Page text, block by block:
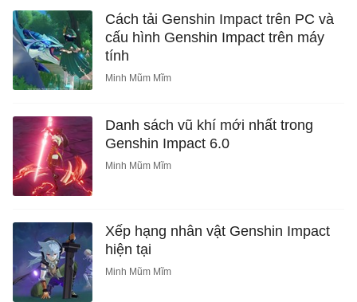
Cách tải Genshin Impact trên PC và
cấu hình Genshin Impact trên máy
tính
Minh Mũm Mĩm
Danh sách vũ khí mới nhất trong
Genshin Impact 6.0
Minh Mũm Mĩm
Xếp hạng nhân vật Genshin Impact
hiện tại
Minh Mũm Mĩm